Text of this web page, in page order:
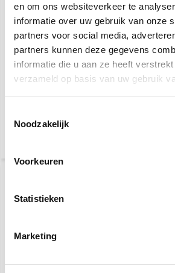
en om ons websiteverkeer te
informatie over uw gebruik van onze
partners voor social media,
partners kunnen deze gegevens
informatie die u aan ze heeft
verzameld op basis van uw gebruik
Noodzakelijk
Voorkeuren
Statistieken
Marketing
Algemeen gebod
2,50